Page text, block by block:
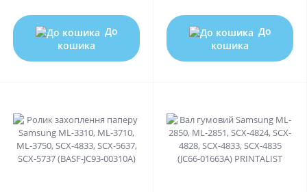
До
кошика
До
кошика